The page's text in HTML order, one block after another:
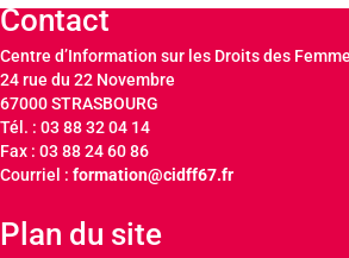
Contact
Centre d’Information sur les Droits des
24 rue du 22 Novembre
67000 STRASBOURG
Tél. : 03 88 32 04 14
Fax : 03 88 24 60 86
Courriel : formation@cidff67.fr
Plan du site